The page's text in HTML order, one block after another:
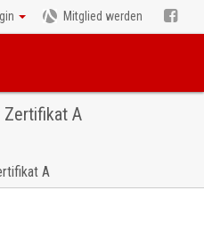
Mitglied werden
A
A